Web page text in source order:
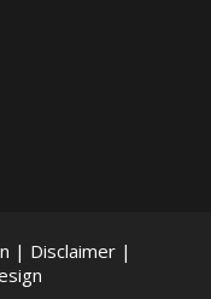
| Disclaimer|